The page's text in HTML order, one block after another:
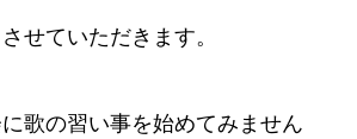
せていただきます。
歌の習い事を始めてみません